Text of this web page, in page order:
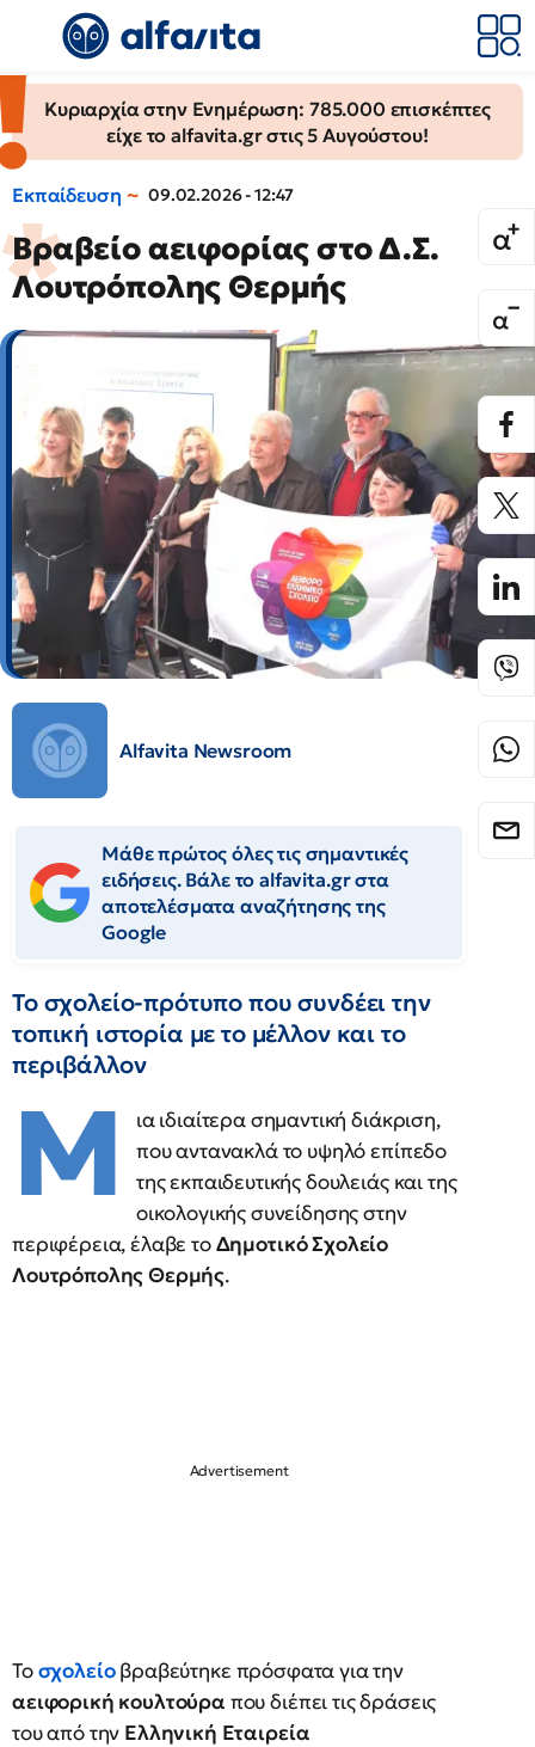
Κυριαρχία στην Ενημέρωση: 785.000 επισκέπτες
είχε το alfavita.gr στις 5 Αυγούστου!
Εκπαίδευση 09.02.2026 - 12:47
Βραβείο αειφορίας στο Δ.Σ.
Λουτρόπολης Θερμής
Alfavita Newsroom
Μάθε πρώτος όλες τις σημαντικές
ειδήσεις. Βάλε το alfavita.gr στα
αποτελέσματα αναζήτησης της
Google
Το σχολείο-πρότυπο που συνδέει την
τοπική ιστορία με το μέλλον και το
περιβάλλον
Μ
ια ιδιαίτερα σημαντική διάκριση,
που αντανακλά το υψηλό επίπεδο
της εκπαιδευτικής δουλειάς και της
οικολογικής συνείδησης στην
περιφέρεια, έλαβε τοΔημοτικό Σχολείο
Λουτρόπολης Θερμής.
Τοσχολείοβραβεύτηκε πρόσφατα για την
αειφορική κουλτούρα που διέπει τις δράσεις
του από την Ελληνική Εταιρεία